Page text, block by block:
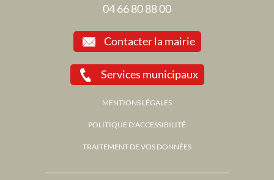
04 66 80 88 00
Contacter la mairie
Services municipaux
MENTIONS LÉGALES
POLITIQUE D'ACCESSIBILITÉ
TRAITEMENT DE VOS DONNÉES